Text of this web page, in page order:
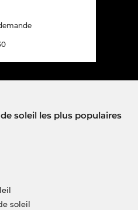
soleil les plus populaires
soleil